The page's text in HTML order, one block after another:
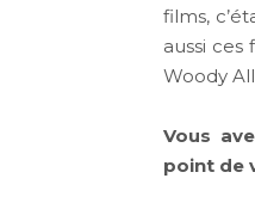
films,
aussi
Woody
Vous
point de